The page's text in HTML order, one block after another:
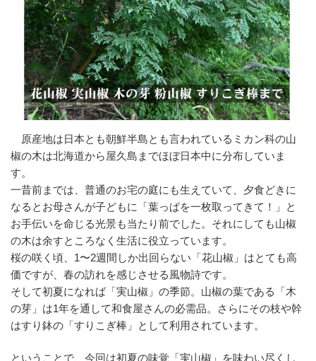
原産地は日本とも朝鮮半島とも言われているミカン科の山
椒の木は北海道から屋久島までほぼ日本中に分布していま
す。
一昔前までは、普通のお宅の庭にも生えていて、夕食どきに
なるとお母さんが子どもに「葉っぱを一枚取ってきて！」と
お手伝いを命じる光景も当たり前でした。それにしても山椒
の木は余すところなく生活に役立っています。
桜の咲く頃、1〜2週間しか出回らない「花山椒」はとても高
価ですが、春の訪れを感じさせる風物詩です。
そして初夏になれば「実山椒」の季節。山椒の葉である「木
の芽」は1年を通して和食屋さんの必需品。さらにその枝や幹
はすり鉢の「すりこぎ棒」として利用されています。
ということで、今回は初夏の味覚「実山椒」を味わい尽くし